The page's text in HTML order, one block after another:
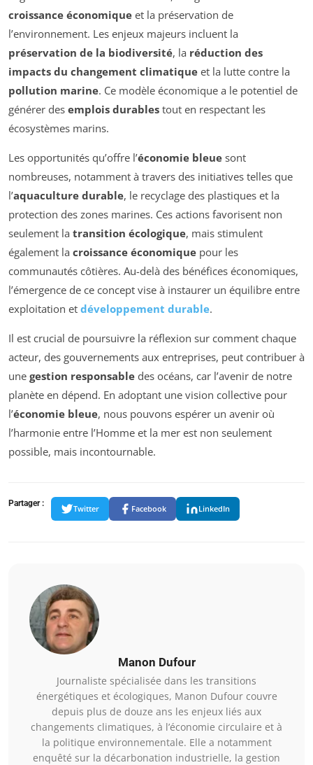
croissance économique et la préservation de
l’environnement. Les enjeux majeurs incluent la
préservation de la biodiversité, la réduction des
impacts du changement climatique et la lutte contre la
pollution marine. Ce modèle économique a le potentiel de
générer des emplois durables tout en respectant les
écosystèmes marins.
Les opportunités qu’offre l’économie bleue sont
nombreuses, notamment à travers des initiatives telles que
l’aquaculture durable, le recyclage des plastiques et la
protection des zones marines. Ces actions favorisent non
seulement la transition écologique, mais stimulent
également la croissance économique pour les
communautés côtières. Au-delà des bénéfices économiques,
l’émergence de ce concept vise à instaurer un équilibre entre
exploitation et développement durable.
Il est crucial de poursuivre la réflexion sur comment chaque
acteur, des gouvernements aux entreprises, peut contribuer à
une gestion responsable des océans, car l’avenir de notre
planète en dépend. En adoptant une vision collective pour
l’économie bleue, nous pouvons espérer un avenir où
l’harmonie entre l’Homme et la mer est non seulement
possible, mais incontournable.
Partager :
Twitter Facebook LinkedIn
Manon Dufour
Journaliste spécialisée dans les transitions
énergétiques et écologiques, Manon Dufour couvre
depuis plus de douze ans les enjeux liés aux
changements climatiques, à l’économie circulaire et à
la politique environnementale. Elle a notamment
enquêté sur la décarbonation industrielle, la gestion